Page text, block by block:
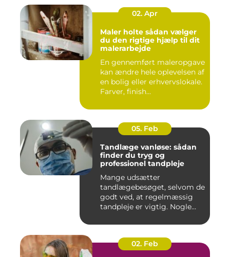
02. Apr
Maler holte sådan vælger
du den rigtige hjælp til dit
malerarbejde
En gennemført maleropgave
kan ændre hele oplevelsen af
en bolig eller erhvervslokale.
Farver, finish...
05. Feb
Tandlæge vanløse: sådan
finder du tryg og
professionel tandpleje
Mange udsætter
tandlægebesøget, selvom de
godt ved, at regelmæssig
tandpleje er vigtig. Nogle
02. Feb